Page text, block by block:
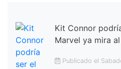
Kit Connor
Marvel ya mira
Publicado el